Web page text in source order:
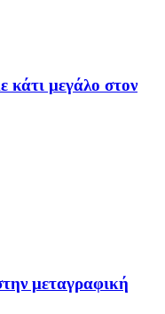
κάτι μεγάλο στον
μεταγραφική